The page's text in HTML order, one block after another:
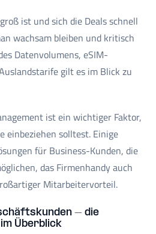
ist und sich die Deals schnell
wachsam bleiben und kritisch
Datenvolumens, eSIM-
gilt es im Blick zu
ist ein wichtiger Faktor,
einbeziehen solltest. Einige
für Business-Kunden, die
das Firmenhandy auch
Mitarbeitervorteil.
– die
Überblick